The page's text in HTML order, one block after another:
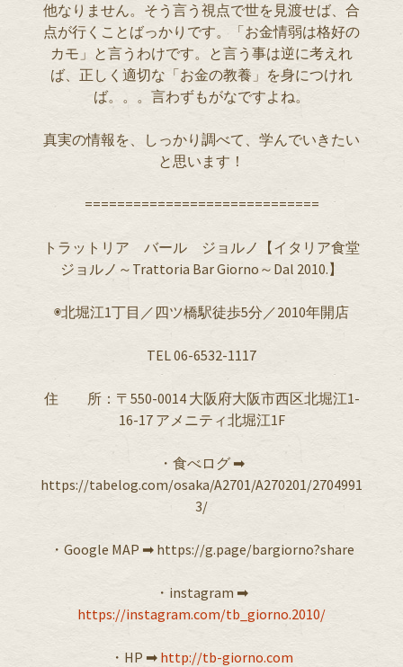
他なりません。そう言う視点で世を見渡せば、合
点が行くことばっかりです。「お金情弱は格好の
カモ」と言うわけです。と言う事は逆に考えれ
ば、正しく適切な「お金の教養」を身につけれ
ば。。。言わずもがなですよね。
真実の情報を、しっかり調べて、学んでいきたい
と思います！
=============================
トラットリア バール ジョルノ【イタリア食堂
ジョルノ～Trattoria Bar Giorno～Dal 2010.】
◉北堀江1丁目／四ツ橋駅徒歩5分／2010年開店
TEL 06-6532-1117
住 所：〒550-0014 大阪府大阪市西区北堀江1-
16-17 アメニティ北堀江1F
・食べログ ➡︎
https://tabelog.com/osaka/A2701/A270201/2704991
3/
・Google MAP ➡︎ https://g.page/bargiorno?share
・instagram ➡︎
https://instagram.com/tb_giorno.2010/
・HP ➡︎ http://tb-giorno.com